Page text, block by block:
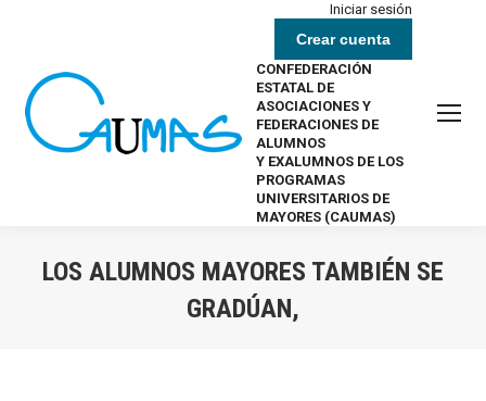
Iniciar sesión
Crear cuenta
CONFEDERACIÓN
ESTATAL DE
ASOCIACIONES Y
FEDERACIONES DE
ALUMNOS
Y EXALUMNOS DE LOS
PROGRAMAS
UNIVERSITARIOS DE
MAYORES (CAUMAS)
LOS ALUMNOS MAYORES TAMBIÉN SE
GRADÚAN,